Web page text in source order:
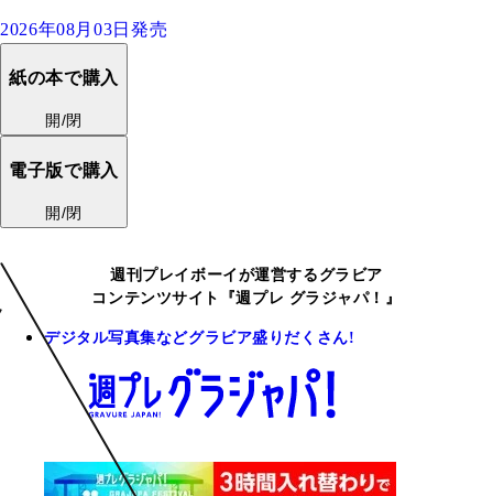
2026年08月03日発売
紙の本で購入
開/閉
電子版で購入
開/閉
週刊プレイボーイが運営するグラビア
コンテンツサイト『週プレ グラジャパ！』
デジタル写真集などグラビア盛りだくさん!